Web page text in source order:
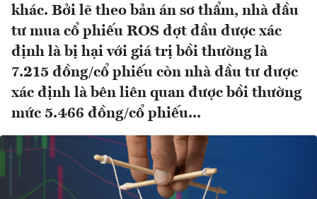
khác. Bởi lẽ theo bản án sơ thẩm, nhà đầu
tư mua cổ phiếu ROS đợt đầu được xác
định là bị hại với giá trị bồi thường là
7.215 đồng/cổ phiếu còn nhà đầu tư được
xác định là bên liên quan được bồi thường
mức 5.466 đồng/cổ phiếu...